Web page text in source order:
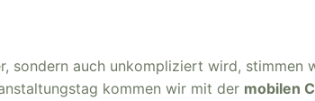
sondern auch unkompliziert wird, stimmen
kommen wir mit der mobilen